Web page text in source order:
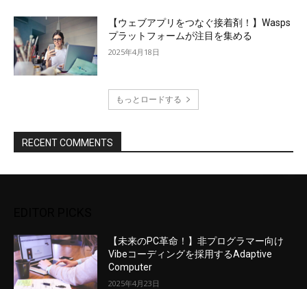
【ウェブアプリをつなぐ接着剤！】Wasps
プラットフォームが注目を集める
2025年4月18日
もっとロードする
RECENT COMMENTS
【未来のPC革命！】非プログラマー向け
Vibeコーディングを採用するAdaptive
Computer
2025年4月23日